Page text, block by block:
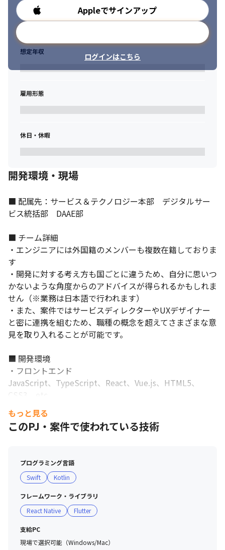
・新しいコンセプトの立ち上げ期の部署で重要な役割を担うこと
ができます
・早いスピードの環境で自己の成長が促せます
・「幅広い技術に触れられる」「数々のサービスの誕生とグロー
スしていく様を目の当たりにできる」といったエンジニア冥利に
つきる働き方ができます
■ SHIFTがソフトウェアの開発として目指す未来
～QCDからDAAE（ダーエ）へ～
これまでのレガシーな開発では重厚長大なプロジェクトが多く、
スピードに欠けていました。
事業を成功させるには、スモールスタートかつ迅速にサービスや
システムの試作モデルを開発し、市場やユーザーの声を分析・反
では「DAAE（ダーエ）」と名づけ、サービスを展開しています。
Appleでサインアップ
ログインはこちら
勤務時間
想定年収
雇用形態
休日・休暇
開発環境・現場
■ 配属先：サービス＆テクノロジー本部　デジタルサー
ビス統括部　DAAE部
■ チーム詳細
・エンジニアには外国籍のメンバーも複数在籍しておりま
す
・開発に対する考え方も国ごとに違うため、自分に思いつ
かないような角度からのアドバイスが得られるかもしれま
せん（※業務は日本語で行われます）
・また、案件ではサービスディレクターやUXデザイナー
と密に連携を組むため、職種の概念を超えてさまざまな意
見を取り入れることが可能です。
■ 開発環境
・フロントエンド
JavaScript、TypeScript、React、Vue.js、HTML5、
CSS3、etc...
・バックエンド
Node.js、Python、Ruby、PHP、Go、etc...
・モバイルアプリ
AWS、GCP、Azure、Docker、etc...
・データベース
RDB（MySQL、PostgreSQL）、NoSQL（DynamoDB、
BigQuery、Firestore）、etc...
・ミドルウェア
nginx、Serverless Framework、etc...
・プロジェクト管理
もっと見る
このPJ・案件で使われている技術
プログラミング言語
Swift
Kotlin
フレームワーク・ライブラリ
React Native
Flutter
支給PC
現場で選択可能（Windows/Mac）